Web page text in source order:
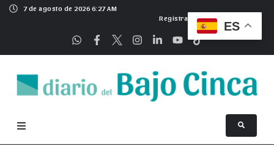
7 de agosto de 2026 6:27 AM
Registrarse
ES